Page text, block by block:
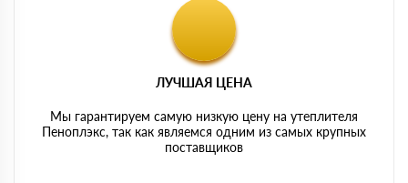
ЛУЧШАЯ ЦЕНА
Мы гарантируем самую низкую цену на утеплителя
Пеноплэкс, так как являемся одним из самых крупных
поставщиков